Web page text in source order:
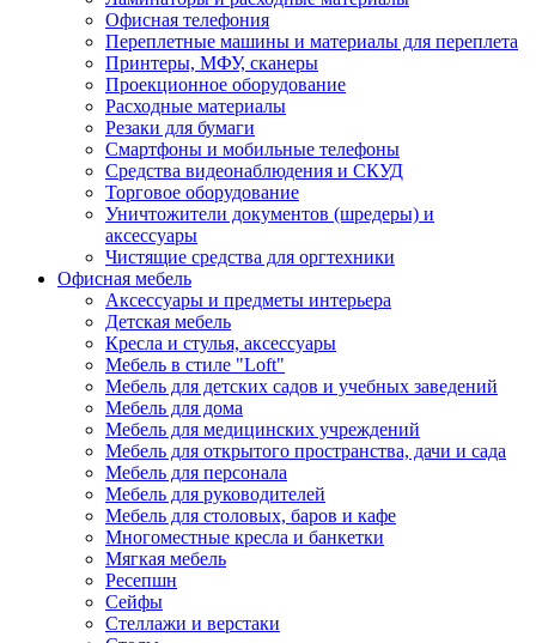
Офисная телефония
Переплетные машины и материалы для переплета
Принтеры, МФУ, сканеры
Проекционное оборудование
Расходные материалы
Резаки для бумаги
Смартфоны и мобильные телефоны
Средства видеонаблюдения и СКУД
Торговое оборудование
Уничтожители документов (шредеры) и
аксессуары
Чистящие средства для оргтехники
Офисная мебель
Аксессуары и предметы интерьера
Детская мебель
Кресла и стулья, аксессуары
Мебель в стиле "Loft"
Мебель для детских садов и учебных заведений
Мебель для дома
Мебель для медицинских учреждений
Мебель для открытого пространства, дачи и сада
Мебель для персонала
Мебель для руководителей
Мебель для столовых, баров и кафе
Многоместные кресла и банкетки
Мягкая мебель
Ресепшн
Сейфы
Стеллажи и верстаки